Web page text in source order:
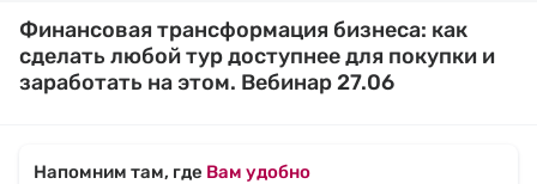
Финансовая трансформация бизнеса: как
сделать любой тур доступнее для покупки и
заработать на этом. Вебинар 27.06
Напомним там, где Вам удобно